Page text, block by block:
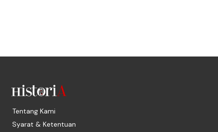
Tentang Kami
Syarat & Ketentuan